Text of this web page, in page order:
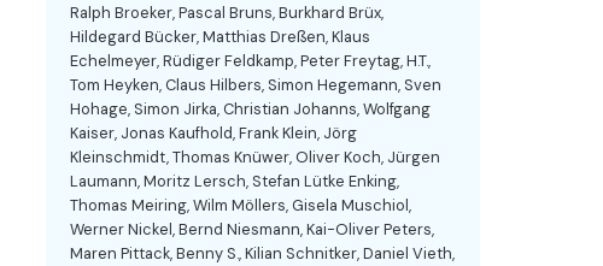
Ralph Broeker, Pascal Bruns, Burkhard Brüx,
Hildegard Bücker, Matthias Dreßen, Klaus
Echelmeyer, Rüdiger Feldkamp, Peter Freytag, H.T.,
Tom Heyken, Claus Hilbers, Simon Hegemann, Sven
Hohage, Simon Jirka, Christian Johanns, Wolfgang
Kaiser, Jonas Kaufhold, Frank Klein, Jörg
Kleinschmidt, Thomas Knüwer, Oliver Koch, Jürgen
Laumann, Moritz Lersch, Stefan Lütke Enking,
Thomas Meiring, Wilm Möllers, Gisela Muschiol,
Werner Nickel, Bernd Niesmann, Kai-Oliver Peters,
Maren Pittack, Benny S., Kilian Schnitker, Daniel Vieth,